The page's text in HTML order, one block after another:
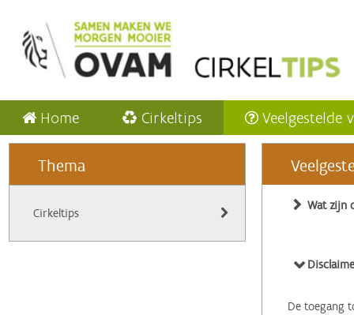
Home Cirkeltips Veelgestelde
Thema
Cirkeltips
Wat zijn
De toegang